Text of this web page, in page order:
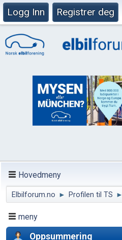
Logg Inn Registrer deg
Hovedmeny
Elbilforum.no ► Profilen til TS ►
meny
Oppsummering